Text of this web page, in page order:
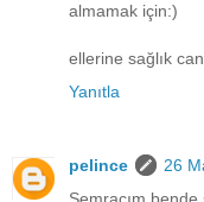
almamak için:)
ellerine sağlık
Yanıtla
pelince
26